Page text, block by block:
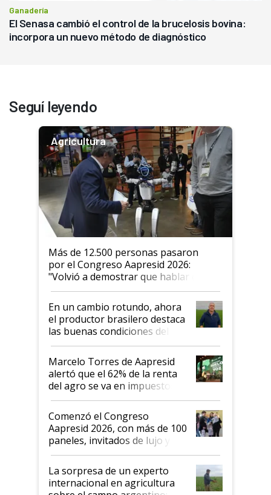
Ganadería
El Senasa cambió el control de la brucelosis bovina:
incorpora un nuevo método de diagnóstico
Seguí leyendo
Agricultura
Más de 12.500 personas pasaron
por el Congreso Aapresid 2026:
"Volvió a demostrar que hablar del
suelo es hablar de todo el sistema
productivo"
En un cambio rotundo, ahora
el productor brasilero destaca
las buenas condiciones del
agro argentino para invertir:
"Los veo más motivados"
Marcelo Torres de Aapresid
alertó que el 62% de la renta
del agro se va en impuestos:
"No es bueno que en
Argentina se sigan discutiendo
las mismas cosas de hace 50
años"
Comenzó el Congreso
Aapresid 2026, con más de 100
paneles, invitados de lujo y
todas las tendencias
La sorpresa de un experto
internacional en agricultura